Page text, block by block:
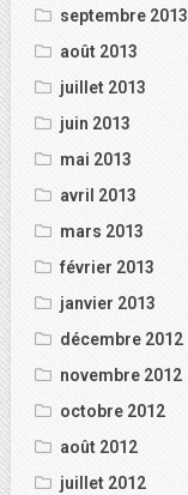
septembre 2013
août 2013
juillet 2013
juin 2013
mai 2013
avril 2013
mars 2013
février 2013
janvier 2013
décembre 2012
novembre 2012
octobre 2012
août 2012
juillet 2012